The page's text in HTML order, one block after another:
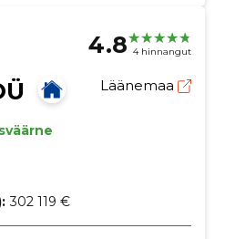
4.8 4 hinnangut
Läänemaa
302 119 €